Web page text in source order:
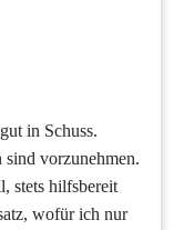
in Schuss.
vorzunehmen.
stets hilfsbereit
wofür ich nur